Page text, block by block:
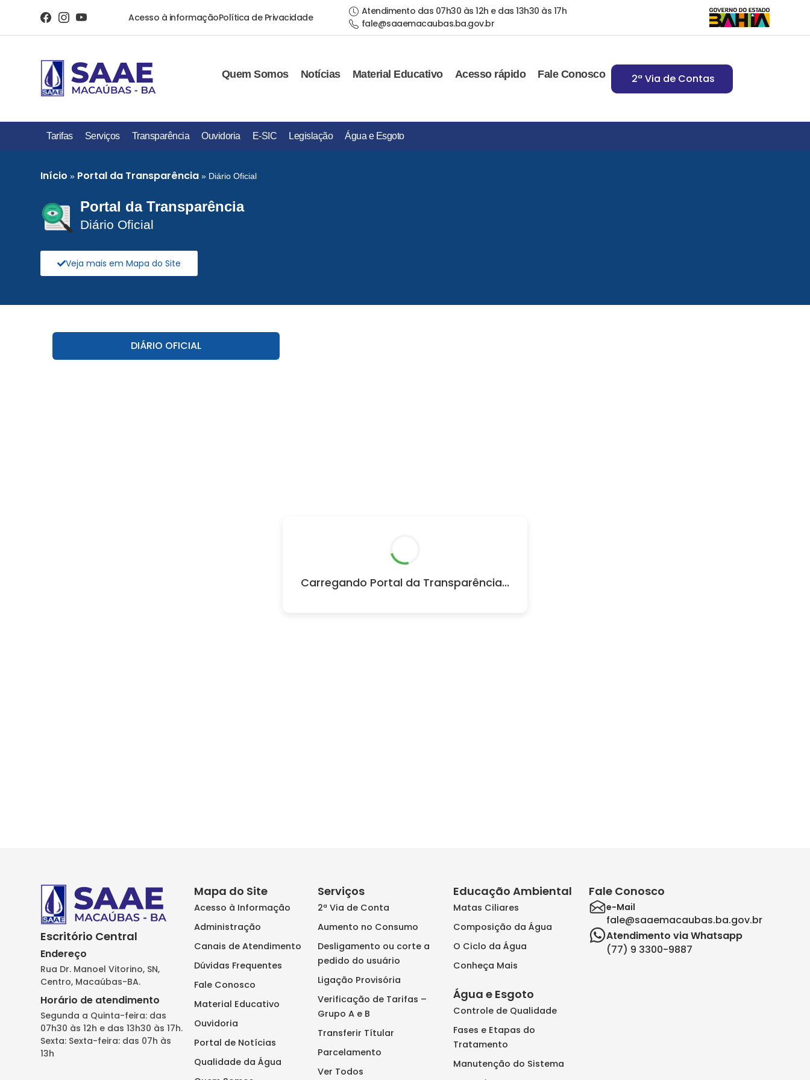
Acesso à informaçãoPolítica de Privacidade
Atendimento das 07h30 às 12h e das 13h30 às 17h
fale@saaemacaubas.ba.gov.br
Quem Somos Notícias Material Educativo Acesso rápido Fale Conosco 2ª Via de Contas
Tarifas Serviços Transparência Ouvidoria E-SIC Legislação Água e Esgoto
Início » Portal da Transparência » Diário Oficial
Portal da Transparência
Diário Oficial
Veja mais em Mapa do Site
DIÁRIO OFICIAL
Carregando Portal da Transparência...
Escritório Central
Endereço
Rua Dr. Manoel Vitorino, SN,
Centro, Macaúbas-BA.
Horário de atendimento
Segunda a Quinta-feira: das
07h30 às 12h e das 13h30 às 17h.
Sexta: Sexta-feira: das 07h às
13h
Mapa do Site
Acesso à Informação
Administração
Canais de Atendimento
Dúvidas Frequentes
Fale Conosco
Material Educativo
Ouvidoria
Portal de Notícias
Qualidade da Água
Serviços
2ª Via de Conta
Aumento no Consumo
Desligamento ou corte a
pedido do usuário
Ligação Provisória
Verificação de Tarifas –
Grupo A e B
Transferir Títular
Parcelamento
Ver Todos
Educação Ambiental
Matas Ciliares
Composição da Água
O Ciclo da Água
Conheça Mais
Água e Esgoto
Controle de Qualidade
Fases e Etapas do
Tratamento
Manutenção do Sistema
Fale Conosco
e-Mail
fale@saaemacaubas.ba.gov.br
Atendimento via Whatsapp
(77) 9 3300-9887